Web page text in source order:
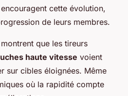
encouragent cette évolution,
de leurs membres.
que les tireurs
haute vitesse voient
sur cibles éloignées. Même
où la rapidité compte